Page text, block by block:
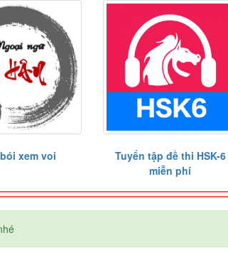
xem voi
Tuyển tập đề thi HSK-6
miễn phí